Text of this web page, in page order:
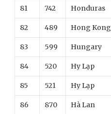
81 742 Honduras
82 489 Hong Kong
83 599 Hungary
84 520 Hy Lạp
85 521 Hy Lạp
86 870 Hà Lan